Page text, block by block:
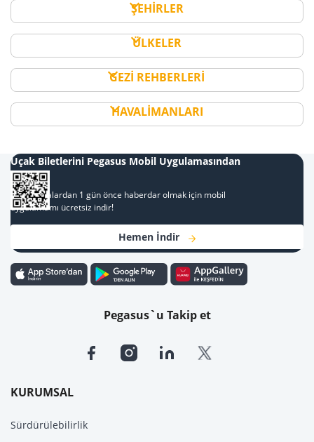
ŞEHİRLER
ÜLKELER
GEZİ REHBERLERİ
HAVALİMANLARI
KURUMSAL
Sürdürülebilirlik
Uçak Biletlerini Pegasus Mobil Uygulamasından
Al
Kampanyalardan 1 gün önce haberdar olmak için mobil
uygulamamı ücretsiz indir!
Hemen İndir
Pegasus`u Takip et